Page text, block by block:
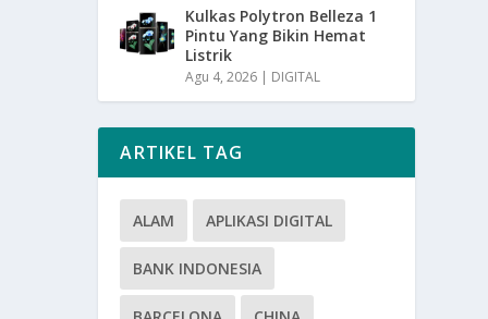
Kulkas Polytron Belleza 1
Pintu Yang Bikin Hemat
Listrik
Agu 4, 2026 | DIGITAL
ARTIKEL TAG
ALAM APLIKASI DIGITAL
BANK INDONESIA